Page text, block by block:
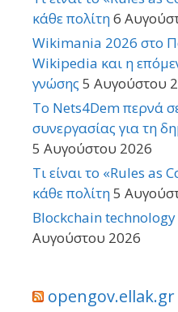
κάθε πολίτη6
Wikimania 2026 στο
Wikipedia και η
γνώσης 5 Αυγούστου
Το Nets4Dem περνά
συνεργασίας για τη
5 Αυγούστου 2026
Τι είναι το «Rules as
κάθε πολίτη5
Blockchain
Αυγούστου 2026
opengov.ellak.gr